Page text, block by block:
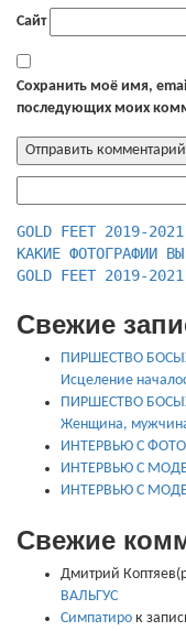
Сайт
Сохранить моё имя,
последующих моих
КАКИЕ ФОТОГРАФИИ
GOLD FEET 2019-
Свежие
ПИРШЕСТВО БОСЫХ
Исцеление
ПИРШЕСТВО БОСЫХ
Женщина,
ИНТЕРВЬЮ С
ИНТЕРВЬЮ С
ИНТЕРВЬЮ С
Свежие
Дмитрий
ВАЛЬГУС
Симпатиро к